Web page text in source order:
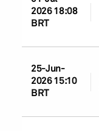
2026 18:08
BRT
25-Jun-
2026 15:10
BRT